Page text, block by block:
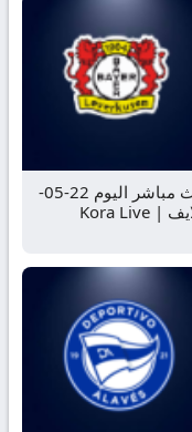
مشاهدة مباراة اتلانتا وبايرن ليفركوزن بث مباشر اليوم 22-05-